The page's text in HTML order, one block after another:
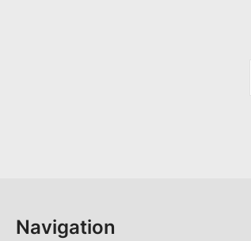
Navigation